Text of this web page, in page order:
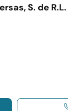
S. de R.L.